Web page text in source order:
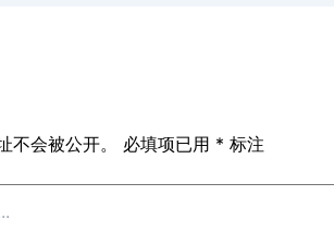
不会被公开。 必填项已用 * 标注